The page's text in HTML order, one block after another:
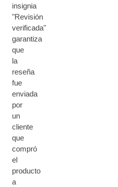
insignia
"Revisión
verificada"
garantiza
que
la
reseña
fue
enviada
por
un
cliente
que
compró
el
producto
a